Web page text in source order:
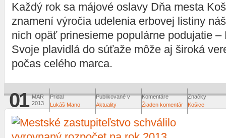
Každý rok sa májové oslavy Dňa mesta
znamení výročia udelenia erbovej listiny
nich opäť prinesieme populárne podujatie –
Svoje plavidlá do súťaže môže aj široká
počas celého marca.
01 MAR
2013
Pridal
Lukáš Mano
Publikované v
Aktuality
Komentáre
Žiaden komentár
Značky
Košice